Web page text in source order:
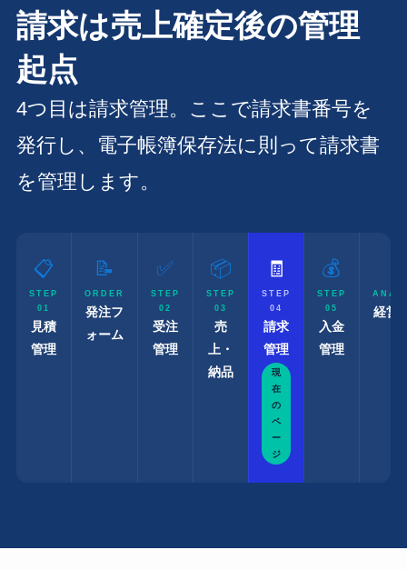
請求は売上確定後の管理
起点
4つ目は請求管理。ここで請求書番号を
発行し、電子帳簿保存法に則って請求書
を管理します。
📋
STEP
01
見積
管理
📝
ORDER
発注フ
ォーム
✅
STEP
02
受注
管理
📦
STEP
03
売
上・
納品
🧾
STEP
04
請求
管理
現
在
の
ペ
ー
ジ
💰
STEP
05
入金
管理
経営